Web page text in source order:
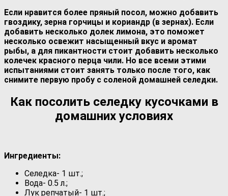
Если нравится более пряный посол, можно добавить
гвоздику, зерна горчицы и кориандр (в зернах). Если
добавить несколько долек лимона, это поможет
несколько освежит насыщенный вкус и аромат
рыбы, а для пикантности стоит добавить несколько
колечек красного перца чили. Но все всеми этими
испытаниями стоит занять только после того, как
снимите первую пробу с соленой домашней селедки.
Как посолить селедку кусочками в
домашних условиях
Ингредиенты:
Селедка- 1 шт.;
Вода- 0.5 л.;
Лук репчатый- 1 шт.;